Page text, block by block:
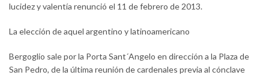
lucidez y valentía renunció el 11 de febrero de 2013.
La elección de aquel argentino y latinoamericano
Bergoglio sale por la Porta Sant´Angelo en dirección a la Plaza de
San Pedro, de la última reunión de cardenales previa al cónclave